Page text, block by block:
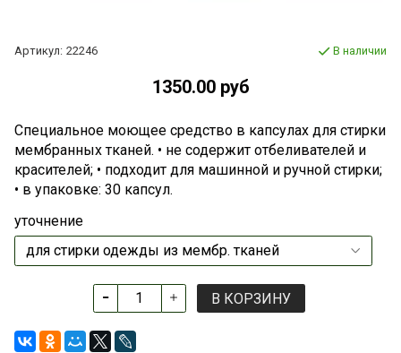
Артикул: 22246 В наличии
1350.00 руб
Специальное моющее средство в капсулах для стирки
мембранных тканей. • не содержит отбеливателей и
красителей; • подходит для машинной и ручной стирки;
• в упаковке: 30 капсул.
уточнение
В КОРЗИНУ